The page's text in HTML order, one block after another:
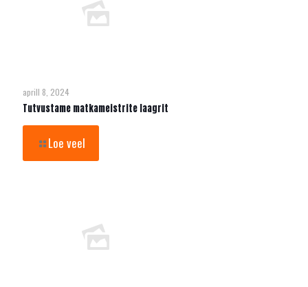
aprill 8, 2024
Tutvustame matkameistrite laagrit
Loe veel